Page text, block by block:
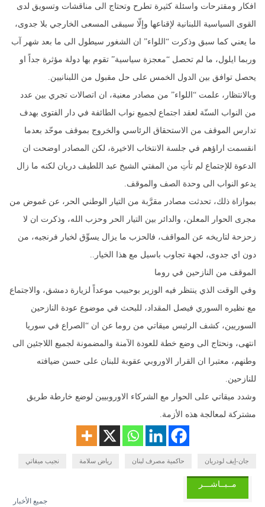
افكار ومقترحات واسئلة كثيرة تطرح وتحتاج الى مناقشات وتسويق لدى
القوى السياسية اللبنانية لإقناعها وإلّا سيبقى المسعى الخارجي بلا جدوى،
ما يعني كما سبق وذكرت “اللواء” ان الشغور سيطول الى ما بعد شهر آب
وربما ايلول، ما لم تحصل “معجزة سياسية” تقوم بها دولة مؤثرة جداً او
يحصل توافق بين الدول الخمس على حل مقبول من اللبنانيين.
وبالانتظار، علمت “اللواء” من مصادر معنية، ان اتصالات تجري بين عدد
من النواب السنّة لعقد اجتماع لجميع نواب الطائفة في دار الفتوى بهدف
تدارس الموقف من الاستحقاق الرئاسي والخروج بموقف موحّد بعدما
انقسمت اراؤهم في جلسة الانتخاب الاخيرة، لكن المصادر اوضحت ان
الدعوة للإجتماع لم تأتِ من المفتي الشيخ عبد اللطيف دريان لكنه ما زال
يدعو النواب الى وحدة الصف والموقف.
بموازاة ذلك، تحدثت مصادر مقرَّبة من التيار الوطني الحر، عن غموض من
مجرى الحوار المعلن، والدائر بين التيار الحر وحزب الله، وذكرت ان لا
زحزحة لتاريخه عن المواقف، فالحزب ما يزال يسوِّق لخيار فرنجيه، من
دون اي جدوى، لجهة تجاوب باسيل مع هذا الخيار..
الموقف من النازحين في روما
وفي الوقت الذي ينتظر فيه الوزير بوحبيب موعداً لزيارة دمشق، والاجتماع
مع نظيره السوري فيصل المقداد، للبحث في موضوع عودة النازحين
السوريين، كشف الرئيس ميقاتي من روما عن ان “الصراع في سوريا
انتهى، ونحتاج الى وضع خطة للعودة الآمنة والمضمونة لجميع اللاجئين الى
وطنهم، معتبرا ان القرار الاوروبي عقوبة للبنان على حسن ضيافته
للنازحين.
وشدد ميقاتي على الحوار مع الشركاء الاوروبيين لوضع خارطة طريق
مشتركة لمعالجة هذه الأزمة.
جان-إيف لودريان حاكمية مصرف لبنان رياض سلامة نجيب ميقاتي
مــبــاشـــر
جميع الأخبار